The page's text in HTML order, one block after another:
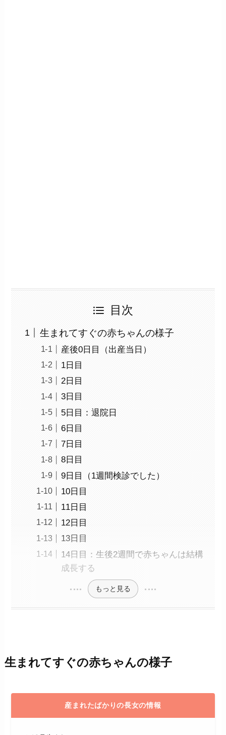
目次
生まれてすぐの赤ちゃんの様子
産後0日目（出産当日）
1日目
2日目
3日目
5日目：退院日
6日目
7日目
8日目
9日目（1週間検診でした）
10日目
11日目
12日目
13日目
14日目：生後2週間で赤ちゃんは結構
成長する
もっと見る
生まれてすぐの赤ちゃんの様子
産まれたばかりの長女の情報